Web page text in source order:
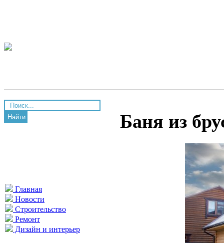
Найти
Главная
Новости
Строительство
Ремонт
Дизайн и интерьер
Баня из